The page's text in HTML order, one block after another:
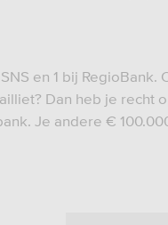
en 1 bij
Dan heb je recht
Je andere €